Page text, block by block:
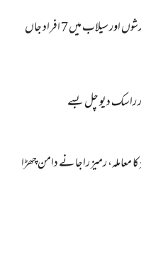
متحدہ عرب امارات میں بارشوں اور سیلاب میں 7 افراد جاں
راسک دیو چل بسے
معاملہ، رمیز راجا نے دامن چھڑا